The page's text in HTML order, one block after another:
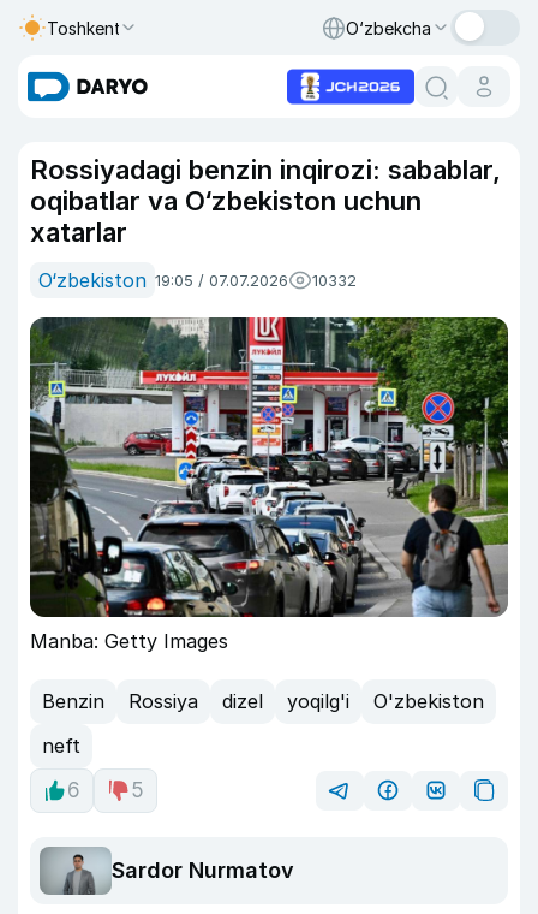
Toshkent O‘zbekcha
Rossiyadagi benzin inqirozi: sabablar,
oqibatlar va O‘zbekiston uchun
xatarlar
O‘zbekiston 19:05 / 07.07.2026 10332
Manba: Getty Images
Benzin Rossiya dizel yoqilg'i
O'zbekiston
neft
6
5
Sardor Nurmatov